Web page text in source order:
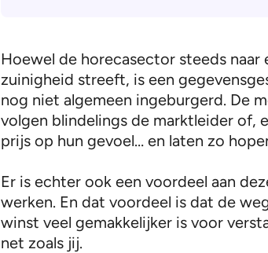
Hoewel de horecasector steeds naar
zuinigheid streeft, is een
nog niet algemeen ingeburgerd. De
volgen blindelings de marktleider of,
prijs op hun gevoel… en laten zo
Er is echter ook een voordeel aan
werken. En dat voordeel is dat de
winst veel gemakkelijker is voor
net zoals jij.